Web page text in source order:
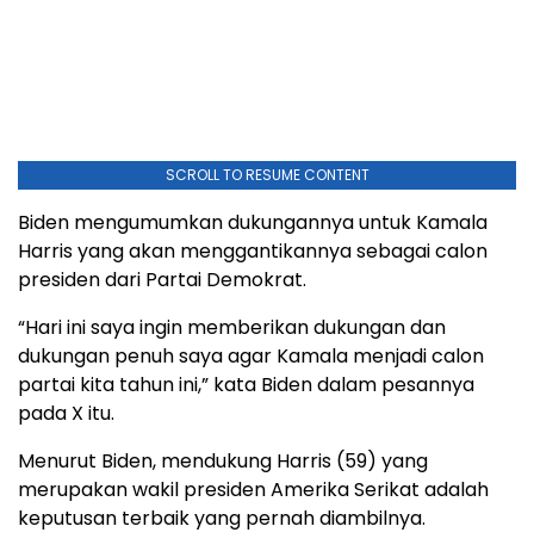
SCROLL TO RESUME CONTENT
Biden mengumumkan dukungannya untuk Kamala
Harris yang akan menggantikannya sebagai calon
presiden dari Partai Demokrat.
“Hari ini saya ingin memberikan dukungan dan
dukungan penuh saya agar Kamala menjadi calon
partai kita tahun ini,” kata Biden dalam pesannya
pada X itu.
Menurut Biden, mendukung Harris (59) yang
merupakan wakil presiden Amerika Serikat adalah
keputusan terbaik yang pernah diambilnya.